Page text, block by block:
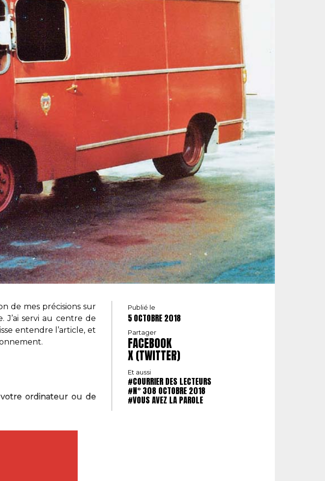
de mes précisions sur
J’ai servi au centre de
entendre l’article, et
ordinateur ou de
Publié le
5 OCTOBRE 2018
Partager
FACEBOOK
X (TWITTER)
Et aussi
#COURRIER DES LECTEURS
#N° 308 OCTOBRE 2018
#VOUS AVEZ LA PAROLE